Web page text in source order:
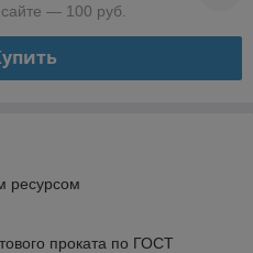
— 100 руб.
ресурсом
проката по ГОСТ